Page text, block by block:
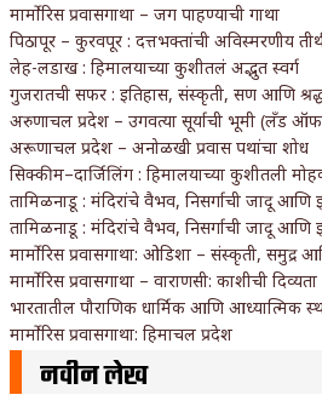
मार्मोरिस प्रवासगाथा – जग पाहण्याची गाथा
पिठापूर – कुरवपूर : दत्तभक्तांची अविस्मरणीय
लेह-लडाख : हिमालयाच्या कुशीतलं अद्भुत स्वर्ग
गुजरातची सफर : इतिहास, संस्कृती, सण आणि
अरुणाचल प्रदेश – उगवत्या सूर्याची भूमी (लँड
अरूणाचल प्रदेश – अनोळखी प्रवास पथांचा शोध
सिक्कीम–दार्जिलिंग : हिमालयाच्या कुशीतली
तामिळनाडू : मंदिरांचे वैभव, निसर्गाची जादू आणि
तामिळनाडू : मंदिरांचे वैभव, निसर्गाची जादू आणि
मार्मोरिस प्रवासगाथा: ओडिशा – संस्कृती, समुद्र
मार्मोरिस प्रवासगाथा – वाराणसी: काशीची
भारतातील पौराणिक धार्मिक आणि आध्यात्मिक
मार्मोरिस प्रवासगाथा: हिमाचल प्रदेश
नवीन लेख